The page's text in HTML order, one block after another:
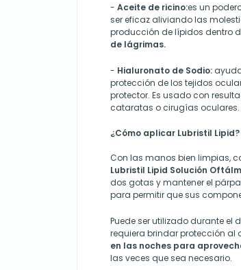
- Aceite de ricino:es un
ser eficaz aliviando las
producción de lípidos dentro
de lágrimas.
- Hialuronato de Sodio:
protección de los tejidos
protector. Es usado con
cataratas o cirugías oculares.
¿Cómo aplicar Lubristil Lipid?
Con las manos bien limpias,
Lubristil Lipid Solución
dos gotas y mantener el
para permitir que sus
Puede ser utilizado durante el
requiera brindar protección al
en las noches para
las veces que sea necesario.